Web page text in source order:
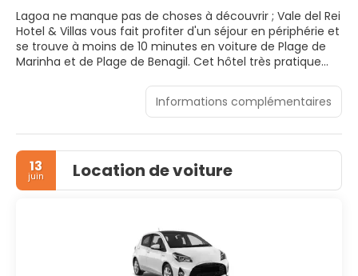
Lagoa ne manque pas de choses à découvrir ; Vale del Rei
Hotel & Villas vous fait profiter d'un séjour en périphérie et
se trouve à moins de 10 minutes en voiture de Plage de
Marinha et de Plage de Benagil. Cet hôtel très pratique
à 16,8 km de Marina d'Albufeira.
Passez de purs moments de détente dans l'incroyable
spa de l'hébergement, un centre bien-être qui propose
des soins corporels et des soins du visage. N'hésitez
surtout pas à profitez des nombreuses infrastructures de
loisirs qui incluent notamment 2 piscines extérieures, un
offerts par cet hôtel vous trouvez également l'accès Wi-
Fi à Internet gratuit, un service de garde d'enfants (en
supplément) et une salle de jeux vidéo. Une navette
Informations complémentaires
13
juin Location de voiture